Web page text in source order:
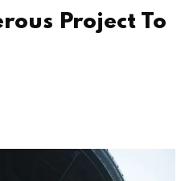
Project To